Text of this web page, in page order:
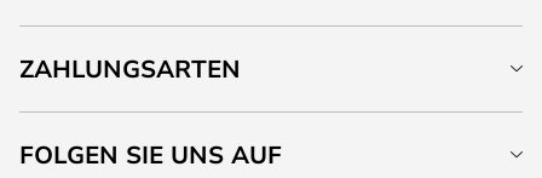
ZAHLUNGSARTEN
FOLGEN SIE UNS AUF